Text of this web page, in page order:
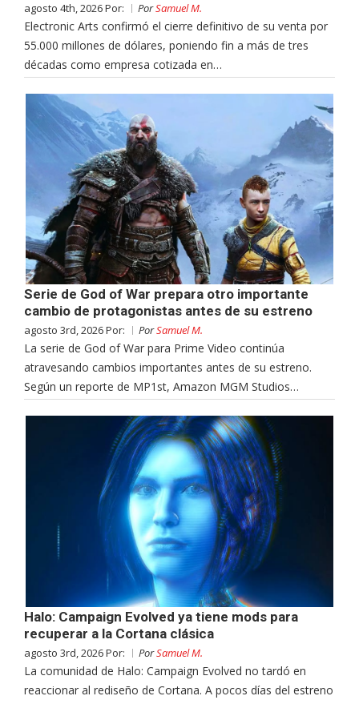
agosto 4th, 2026 Por: PorSamuel M.
Electronic Arts confirmó el cierre definitivo de su venta por
55.000 millones de dólares, poniendo fin a más de tres
décadas como empresa cotizada en…
Serie de God of War prepara otro importante
cambio de protagonistas antes de su estreno
agosto 3rd, 2026 Por: PorSamuel M.
La serie de God of War para Prime Video continúa
atravesando cambios importantes antes de su estreno.
Según un reporte de MP1st, Amazon MGM Studios…
Halo: Campaign Evolved ya tiene mods para
recuperar a la Cortana clásica
agosto 3rd, 2026 Por: PorSamuel M.
La comunidad de Halo: Campaign Evolved no tardó en
reaccionar al rediseño de Cortana. A pocos días del estreno